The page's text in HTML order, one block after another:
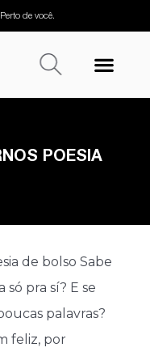
de você.
POESIA
de bolso Sabe
só pra sí? E se
palavras?
feliz, por